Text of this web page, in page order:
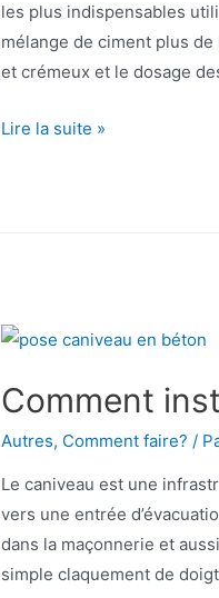
les plus indispensables
mélange de ciment plus de
et crémeux et le dosage
Barbotine
Lire la suite »
Comment
Autres, Comment faire? /
Le caniveau est une
vers une entrée
dans la maçonnerie et
simple claquement de